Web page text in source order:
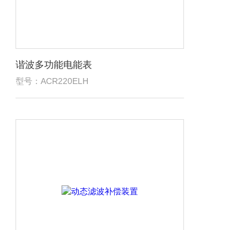
谐波多功能电能表
型号：ACR220ELH